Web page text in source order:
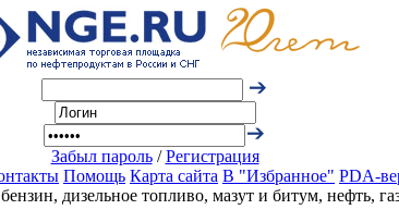
Забыл пароль/Регистрация
Помощь Карта сайта В "Избранное" PDA-
дизельное топливо, мазут и битум, нефть,